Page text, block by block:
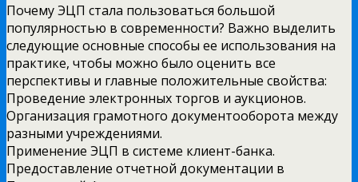
Почему ЭЦП стала пользоваться большой
популярностью в современности? Важно выделить
следующие основные способы ее использования на
практике, чтобы можно было оценить все
перспективы и главные положительные свойства:
Проведение электронных торгов и аукционов.
Организация грамотного документооборота между
разными учреждениями.
Применение ЭЦП в системе клиент-банка.
Предоставление отчетной документации в